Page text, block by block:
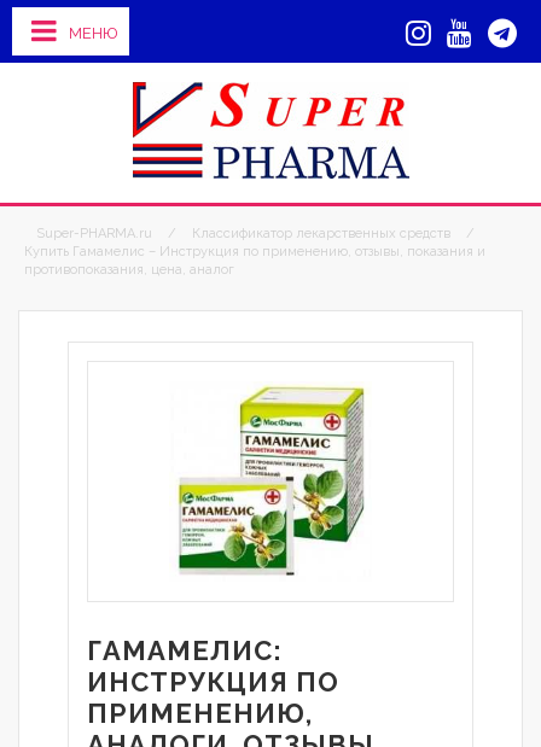
МЕНЮ
Super-PHARMA.ru / Классификатор лекарственных средств
/
Купить Гамамелис – Инструкция по применению, отзывы, показания и
противопоказания, цена, аналог
ГАМАМЕЛИС:
ИНСТРУКЦИЯ ПО
ПРИМЕНЕНИЮ,